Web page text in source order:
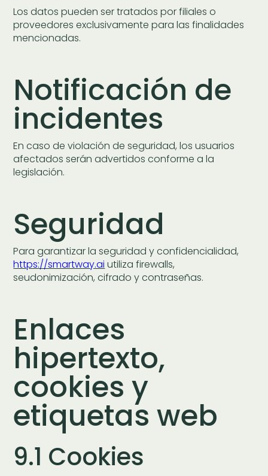
Los datos pueden ser tratados por filiales o
proveedores exclusivamente para las finalidades
mencionadas.
Notificación de
incidentes
En caso de violación de seguridad, los usuarios
afectados serán advertidos conforme a la
legislación.
Seguridad
Para garantizar la seguridad y confidencialidad,
https://smartway.ai utiliza firewalls,
seudonimización, cifrado y contraseñas.
Enlaces
hipertexto,
cookies y
etiquetas web
9.1 Cookies